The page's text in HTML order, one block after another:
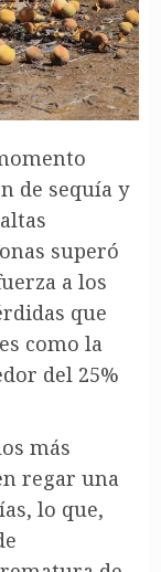
de sequía y
superó
a los
que
como la
del 25%
más
regar una
lo que,